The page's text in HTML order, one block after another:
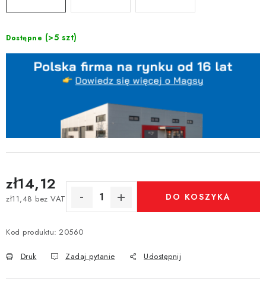
Dostępne (>5 szt)
zł14,12
zł11,48 bez VAT
Cena jednostkowa:
DO KOSZYKA
Kod produktu: 20560
Druk Zadaj pytanie Udostępnij